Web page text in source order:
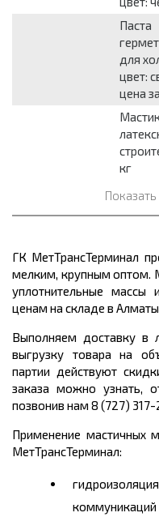
Паста
для
цвет:
цена
кг
ГК МетТрансТерминал
мелким, крупным оптом.
уплотнительные
ценам на складе в
Выполняем доставку в
выгрузку товара на
партии действуют
заказа можно узнать,
позвонив нам 8 (727)
Применение мастичных
МетТрансТерминал:
коммуникаций